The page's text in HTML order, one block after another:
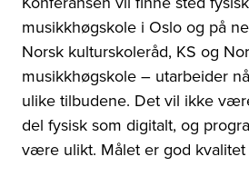
musikkhøgskole i Oslo og på
Norsk kulturskoleråd, KS og
musikkhøgskole – utarbeider
ulike tilbudene. Det vil ikke
del fysisk som digitalt, og
være ulikt. Målet er god